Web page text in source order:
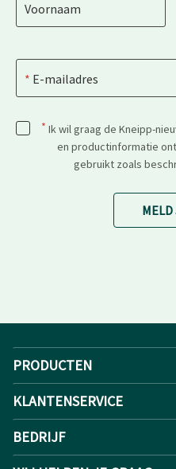
Voornaam
E-mailadres
* Ik wil graag de Kneipp-
en productinformatie
gebruikt zoals
MELD
PRODUCTEN
KLANTENSERVICE
BEDRIJF